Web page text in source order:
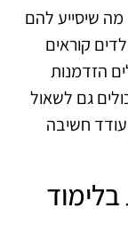
מה שיסייע להם
קוראים
הזדמנות
גם לשאול
חשיבה